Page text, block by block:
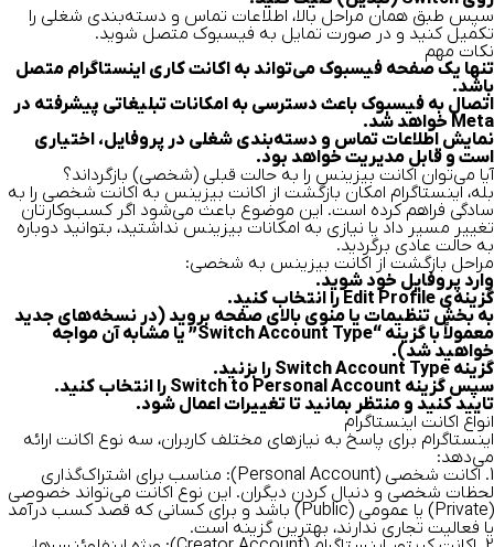
سپس طبق همان مراحل بالا، اطلاعات تماس و دسته‌بندی شغلی را
تکمیل کنید و در صورت تمایل به فیسبوک متصل شوید.
نکات مهم
تنها یک صفحه فیسبوک می‌تواند به اکانت کاری اینستاگرام متصل
باشد.
اتصال به فیسبوک باعث دسترسی به امکانات تبلیغاتی پیشرفته در
Meta خواهد شد.
نمایش اطلاعات تماس و دسته‌بندی شغلی در پروفایل، اختیاری
است و قابل مدیریت خواهد بود.
آیا می‌توان اکانت بیزینس را به حالت قبلی (شخصی) بازگرداند؟
بله، اینستاگرام امکان بازگشت از اکانت بیزینس به اکانت شخصی را به
سادگی فراهم کرده است. این موضوع باعث می‌شود اگر کسب‌وکارتان
تغییر مسیر داد یا نیازی به امکانات بیزینس نداشتید، بتوانید دوباره
به حالت عادی برگردید.
مراحل بازگشت از اکانت بیزینس به شخصی:
وارد پروفایل خود شوید.
گزینه‌ی Edit Profile را انتخاب کنید.
به بخش تنظیمات یا منوی بالای صفحه بروید (در نسخه‌های جدید
معمولاً با گزینه “Switch Account Type” یا مشابه آن مواجه
خواهید شد).
گزینه Switch Account Type را بزنید.
سپس گزینه Switch to Personal Account را انتخاب کنید.
تایید کنید و منتظر بمانید تا تغییرات اعمال شود.
انواع اکانت اینستاگرام
اینستاگرام برای پاسخ به نیازهای مختلف کاربران، سه نوع اکانت ارائه
می‌دهد:
1. اکانت شخصی (Personal Account):
مناسب برای اشتراک‌گذاری
لحظات شخصی و دنبال کردن دیگران. این نوع اکانت می‌تواند خصوصی
(Private) یا عمومی (Public) باشد و برای کسانی که قصد کسب درآمد
یا فعالیت تجاری ندارند، بهترین گزینه است.